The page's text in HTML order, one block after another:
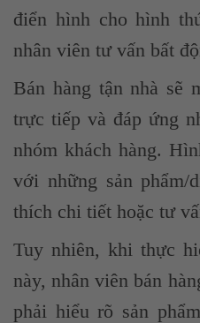
điển hình cho hình
nhân viên tư vấn bất
Bán hàng tận nhà sẽ
trực tiếp và đáp ứng
nhóm khách hàng.
với những sản
thích chi tiết hoặc tư
Tuy nhiên, khi thực
này, nhân viên bán
phải hiểu rõ sản